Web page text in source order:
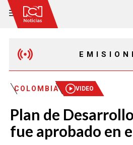
MAÑANA EXPRESS
EMISIÓN
COLOMBIA VIDEO
Plan de
fue aprobado en